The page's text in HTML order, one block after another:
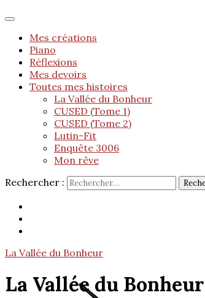
Mes créations
Piano
Réflexions
Mes devoirs
Toutes mes histoires
La Vallée du Bonheur
CUSED (Tome 1)
CUSED (Tome 2)
Lutin-Fit
Enquête 3006
Mon rêve
Rechercher :
La Vallée du Bonheur
La Vallée du